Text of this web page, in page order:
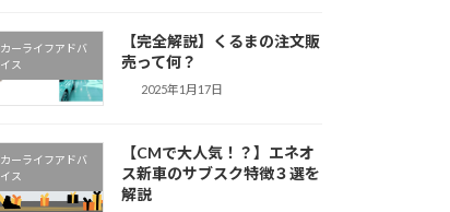
カーライフアドバ
イス
【完全解説】くるまの注文販
売って何？
2025年1月17日
カーライフアドバ
イス
【CMで大人気！？】エネオ
ス新車のサブスク特徴３選を
解説